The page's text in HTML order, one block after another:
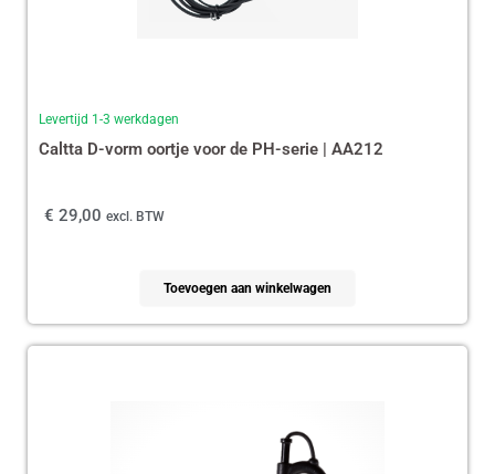
Levertijd 1-3 werkdagen
Caltta D-vorm oortje voor de PH-serie | AA212
€ 29,00 excl. BTW
Toevoegen aan winkelwagen